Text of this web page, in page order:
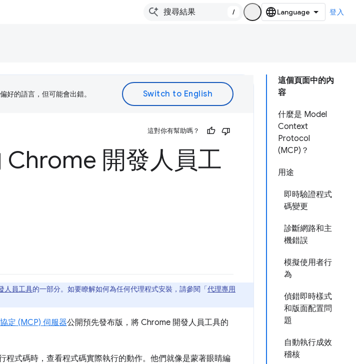
/ 登入
這個頁面中的內
容
什麼是 Model
Context
Protocol
(MCP)？
用途
即時驗證程式
碼變更
診斷網路和主
機錯誤
模擬使用者行
為
偵錯即時樣式
和版面配置問
題
自動執行成效
稽核
好的語言，但可能會出錯。
這對你有幫助嗎？
開發人員工
人員工具的一部分。如要瞭解如何為任何代理程式安裝，請參閱「代理專用
定 (MCP) 伺服器公開預先發布版，將 Chrome 開發人員工具的
程式碼時，查看程式碼實際執行的動作。他們就像是蒙著眼睛編